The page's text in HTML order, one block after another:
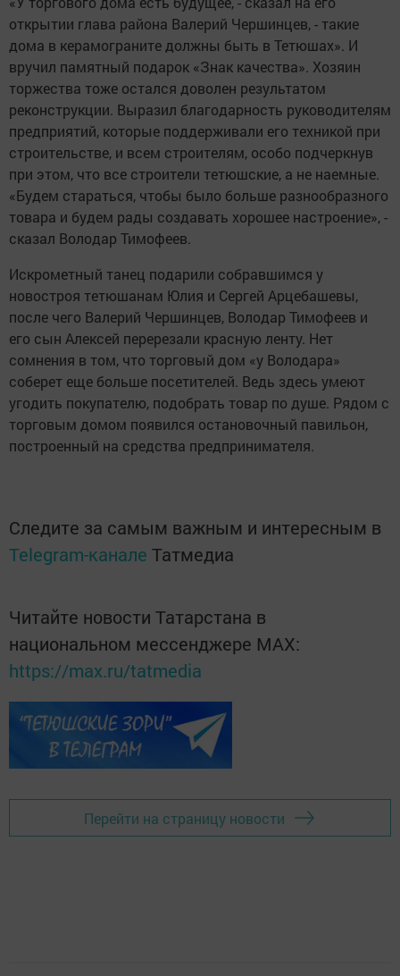
открытии глава района Валерий Чершинцев, - такие
дома в керамограните должны быть в Тетюшах». И
вручил памятный подарок «Знак качества». Хозяин
торжества тоже остался доволен результатом
реконструкции. Выразил благодарность руководителям
предприятий, которые поддерживали его техникой при
строительстве, и всем строителям, особо подчеркнув
при этом, что все строители тетюшские, а не наемные.
«Будем стараться, чтобы было больше разнообразного
товара и будем рады создавать хорошее настроение», -
сказал Володар Тимофеев.
Искрометный танец подарили собравшимся у
новостроя тетюшанам Юлия и Сергей Арцебашевы,
после чего Валерий Чершинцев, Володар Тимофеев и
его сын Алексей перерезали красную ленту. Нет
сомнения в том, что торговый дом «у Володара»
соберет еще больше посетителей. Ведь здесь умеют
угодить покупателю, подобрать товар по душе. Рядом с
торговым домом появился остановочный павильон,
построенный на средства предпринимателя.
Следите за самым важным и интересным в
Telegram-канале Татмедиа
Читайте новости Татарстана в
национальном мессенджере MАХ:
https://max.ru/tatmedia
Перейти на страницу новости